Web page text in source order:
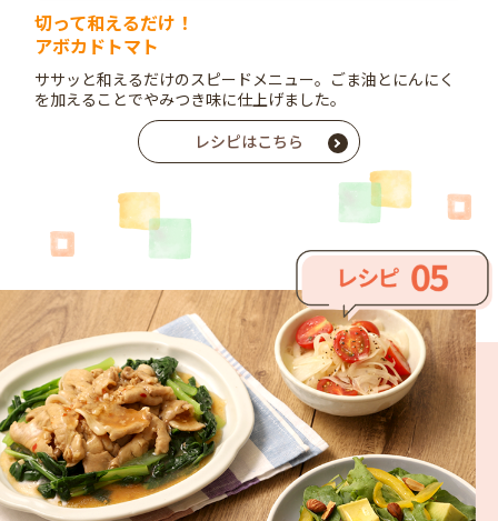
切って和えるだけ！
アボカドトマト
ササッと和えるだけのスピードメニュー。ごま油とにんにく
を加えることでやみつき味に仕上げました。
レシピはこちら